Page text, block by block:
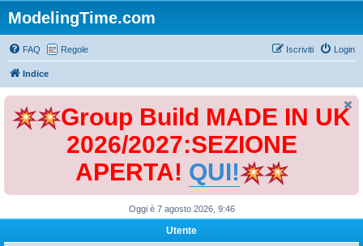
ModelingTime.com
FAQ Regole Login
Iscriviti
Indice
Group Build MADE IN UK
2026/2027:SEZIONE
APERTA! QUI!
Oggi è 7 agosto 2026, 9:46
Utente